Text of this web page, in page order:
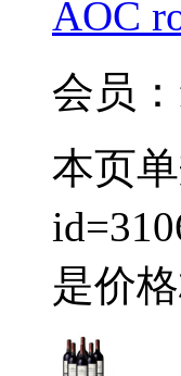
AOC
会员
本页
是价